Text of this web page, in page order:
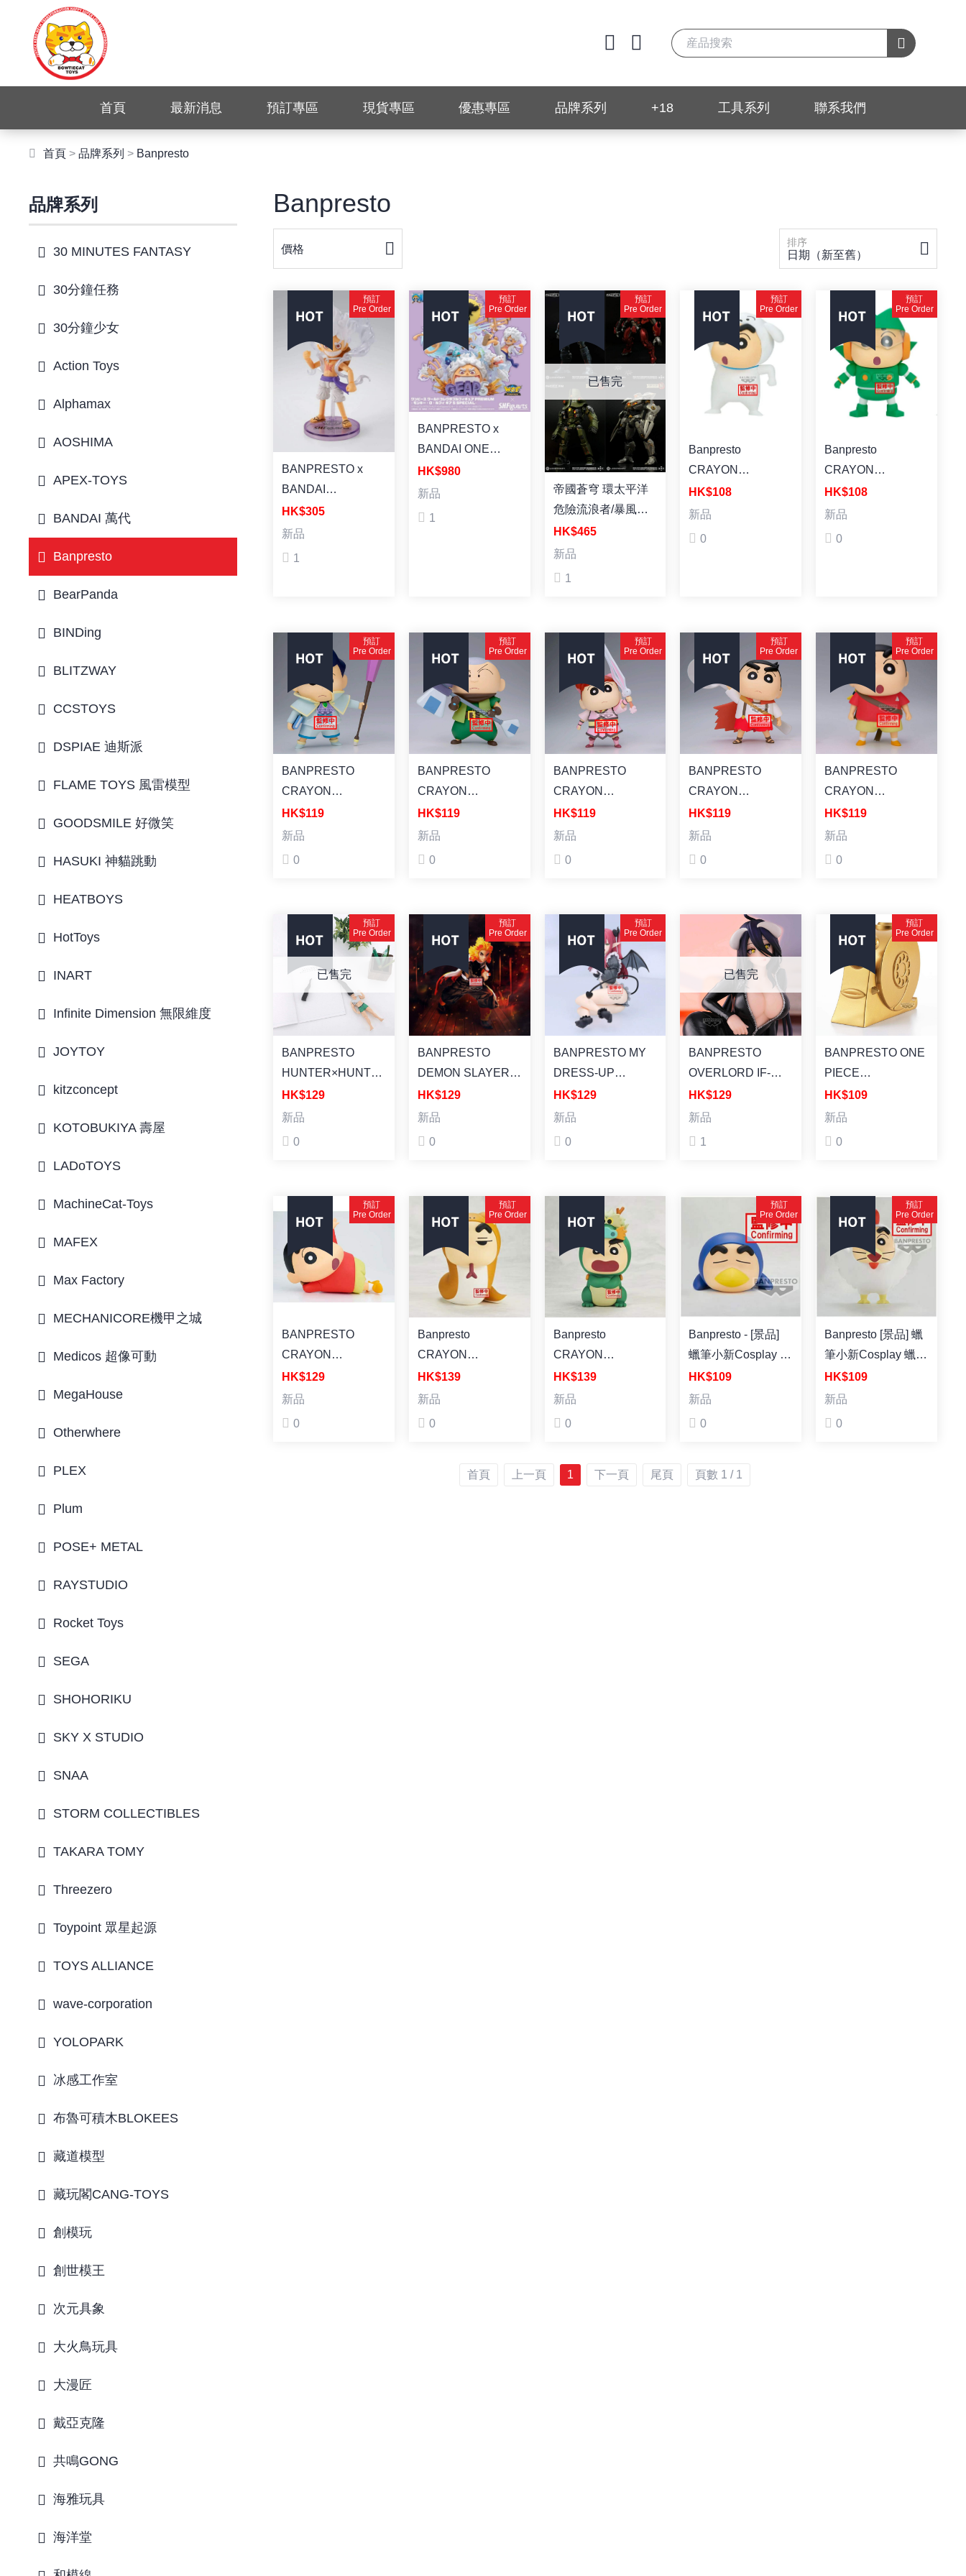
首頁 最新消息 預訂專區 現貨專區 優惠專區 品牌系列 +18 工具系列 聯系我們
首頁 >品牌系列 > Banpresto
品牌系列
30 MINUTES FANTASY
30分鐘任務
30分鐘少女
Action Toys
Alphamax
AOSHIMA
APEX-TOYS
BANDAI 萬代
Banpresto
BearPanda
BINDing
BLITZWAY
CCSTOYS
DSPIAE 迪斯派
FLAME TOYS 風雷模型
GOODSMILE 好微笑
HASUKI 神貓跳動
HEATBOYS
HotToys
INART
Infinite Dimension 無限維度
JOYTOY
kitzconcept
KOTOBUKIYA 壽屋
LADoTOYS
MachineCat-Toys
MAFEX
Max Factory
MECHANICORE機甲之城
Medicos 超像可動
MegaHouse
Otherwhere
PLEX
Plum
POSE+ METAL
RAYSTUDIO
Rocket Toys
SEGA
SHOHORIKU
SKY X STUDIO
SNAA
STORM COLLECTIBLES
TAKARA TOMY
Threezero
Toypoint 眾星起源
TOYS ALLIANCE
wave-corporation
YOLOPARK
冰感工作室
布魯可積木BLOKEES
藏道模型
藏玩閣CANG-TOYS
創模玩
創世模王
次元具象
大火鳥玩具
大漫匠
戴亞克隆
共鳴GONG
海雅玩具
海洋堂
Banpresto
價格
排序
日期（新至舊）
預訂
Pre Order
BANPRESTO x
BANDAI
S.H.Figuarts World
Collectable Figure ×
S.H.Figuarts
檔路飛 [WCF x
SHF] 塗裝成品
HK$305
新品
1
預訂
Pre Order
BANPRESTO x
BANDAI ONE
PIECE WORLD
COLLECTABLE
[WCF x SHF] 塗裝
HK$980
新品
1
預訂
Pre Order
已售完
帝國蒼穹 環太平洋
危險流浪者/暴風赤
紅/切爾諾阿爾法/尤
裏卡突襲者 預塗裝
HK$465
新品
1
預訂
Pre Order
Banpresto
CRAYON
SHINCHAN
COSPLAY
(B:SHIRO
SHINCHAN) [景品]
蠟筆小新Cosplay 小
白小新
HK$108
新品
0
預訂
Pre Order
Banpresto
CRAYON
SHINCHAN
COSPLAY
(A:KANTAM ROBO
SHINCHAN) [景品]
蠟筆小新Cosplay 鋼
達姆機器人小新
HK$108
新品
0
預訂
Pre Order
BANPRESTO
CRAYON
SHINCHAN THE
MOVIE: SUPER
KASUKABE
BOUEITAI FIGURE
VOL.3(A:KAZAMA-
KUN) [景品] 蠟筆小
新：超華麗！灼熱的
春日部舞者 第三彈
HK$119
新品
0
預訂
Pre Order
BANPRESTO
CRAYON
SHINCHAN THE
MOVIE: SUPER
KASUKABE
BOUEITAI FIGURE
VOL.2(B:MASAO-
KUN) [景品] 蠟筆小
新：超華麗！灼熱的
春日部舞者 第二彈
正男
HK$119
新品
0
預訂
Pre Order
BANPRESTO
CRAYON
SHINCHAN THE
MOVIE: SUPER
KASUKABE
BOUEITAI FIGURE
VOL.2(A:NENE-
CHAN) [景品] 蠟筆
小新：超華麗！灼熱
的春日部舞者 第二
彈 妮妮
HK$119
新品
0
預訂
Pre Order
BANPRESTO
CRAYON
SHINCHAN THE
MOVIE: SUPER
KASUKABE
BOUEITAI FIGURE
VOL.1(VER.A) [景
品] 蠟筆小新：超華
麗！灼熱的春日部舞
者 第一彈 小新 湯匙
造型
HK$119
新品
0
預訂
Pre Order
BANPRESTO
CRAYON
SHINCHAN THE
MOVIE: SUPER
KASUKABE
BOUEITAI FIGURE
VOL.1(VER.B) [景
品] 蠟筆小新：超華
麗！灼熱的春日部舞
者 第一彈 小新 野原
HK$119
新品
0
預訂
Pre Order
已售完
BANPRESTO
HUNTER×HUNTER
FL GON FIGURE
[FL]
HK$129
新品
0
預訂
Pre Order
BANPRESTO
DEMON SLAYER:
KIMETSU NO
YAIBA MAXIMATIC
之刃 炎柱 煉獄杏壽
郎 塗裝成品
HK$129
新品
0
預訂
Pre Order
BANPRESTO MY
DRESS-UP
DARLING
ESPRESTO-
LIZ VER.
[ESPRESTO] 戀上
換裝娃娃 喜多川海
夢 莉茲ver. 塗裝成
HK$129
新品
0
已售完
BANPRESTO
OVERLORD IF-
RELAX TIME-
ALBEDO [景品]
HK$129
新品
1
預訂
Pre Order
BANPRESTO ONE
PIECE
SOFVIMATES～
GOLDEN DEN
品
HK$109
新品
0
預訂
Pre Order
BANPRESTO
CRAYON
SHINCHAN BIG
SOFVIMATES～
HK$129
新品
0
預訂
Pre Order
Banpresto
CRAYON
SHINCHAN
COSPLAY
小新 第五彈 蛇造型
HK$139
新品
0
Banpresto
CRAYON
SHINCHAN
COSPLAY
小新 第五彈 龍造型
HK$139
新品
0
預訂
Pre Order
Banpresto - [景品]
蠟筆小新Cosplay 蠟
筆小新 第四彈 企鵝
造型
HK$109
新品
0
預訂
Pre Order
Banpresto [景品] 蠟
筆小新Cosplay 蠟筆
小新 第四彈 公雞造
型
HK$109
新品
0
首頁 上一頁 1 下一頁 尾頁 頁數 1 / 1